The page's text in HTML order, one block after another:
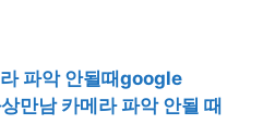
파악 안될때google
만남 카메라 파악 안될 때